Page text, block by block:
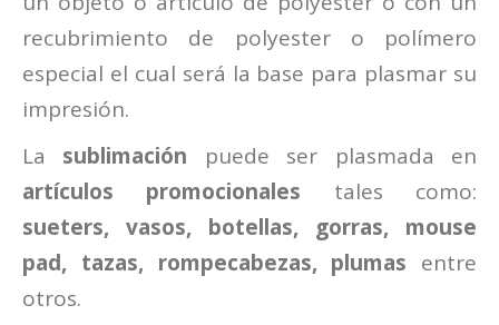
recubrimiento de polyester o polímero
especial el cual será la base para plasmar su
impresión.
La sublimación puede ser plasmada en
artículos promocionales tales como:
sueters, vasos, botellas, gorras, mouse
pad, tazas, rompecabezas, plumas entre
otros.